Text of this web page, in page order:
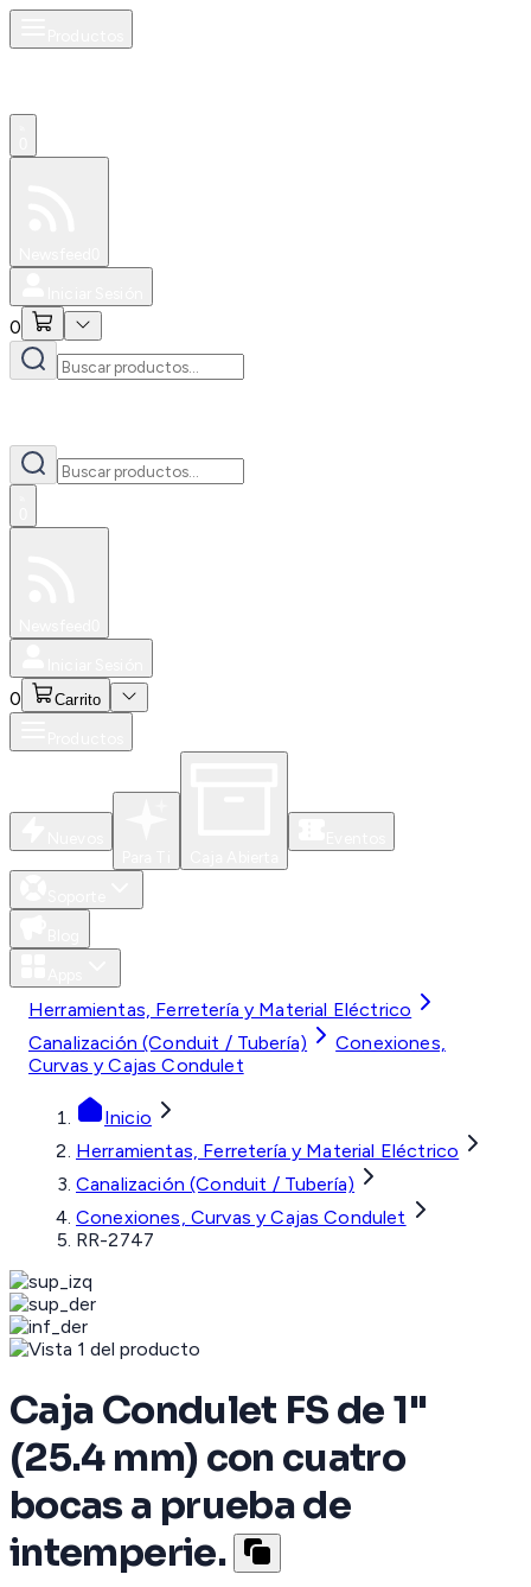
0
0 Carrito
Herramientas, Ferretería y Material Eléctrico
Canalización (Conduit / Tubería)
Conexiones,
Curvas y Cajas Condulet
Inicio
Herramientas, Ferretería y Material Eléctrico
Canalización (Conduit / Tubería)
Conexiones, Curvas y Cajas Condulet
RR-2747
Caja Condulet FS de 1"
(25.4 mm) con cuatro
bocas a prueba de
intemperie.